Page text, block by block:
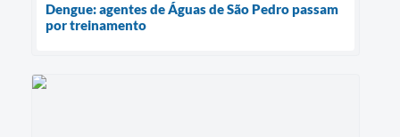
Dengue: agentes de Águas de São Pedro passam
por treinamento